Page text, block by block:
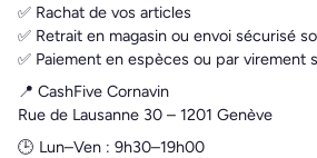
✅ Rachat de vos articles
✅ Retrait en magasin ou envoi sécurisé
✅ Paiement en espèces ou par virement
📍 CashFive Cornavin
Rue de Lausanne 30 – 1201 Genève
🕒 Lun–Ven : 9h30–19h00